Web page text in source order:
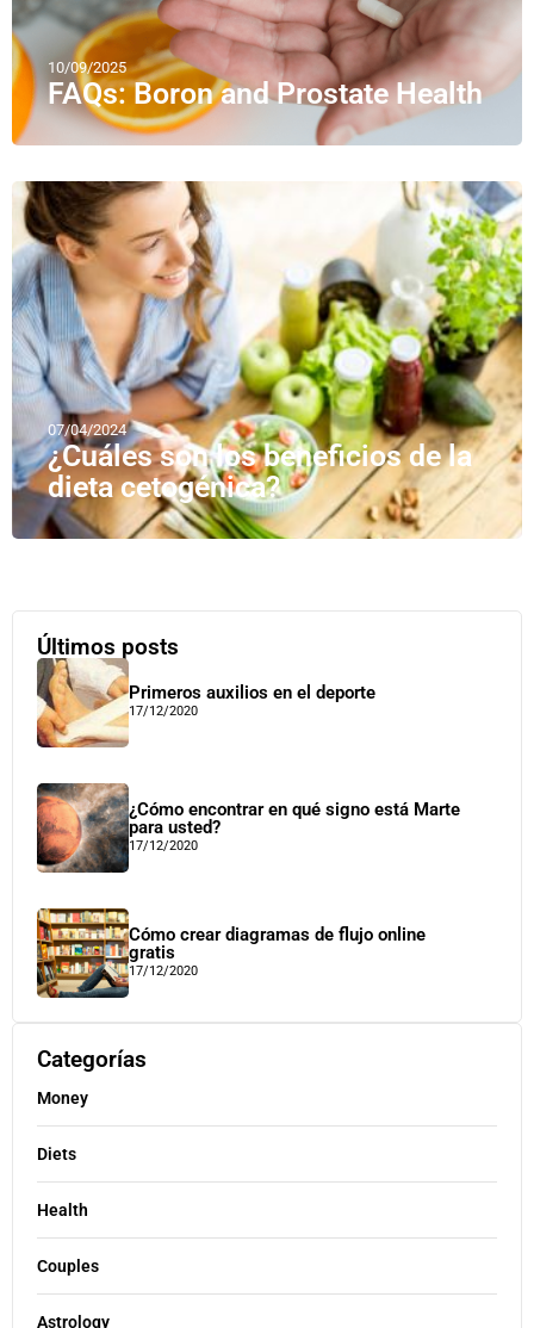
10/09/2025
FAQs: Boron and Prostate Health
07/04/2024
¿Cuáles son los beneficios de la
dieta cetogénica?
Últimos posts
Primeros auxilios en el deporte
17/12/2020
¿Cómo encontrar en qué signo está Marte
para usted?
17/12/2020
Cómo crear diagramas de flujo online
gratis
17/12/2020
Categorías
Money
Diets
Health
Couples
Astrology